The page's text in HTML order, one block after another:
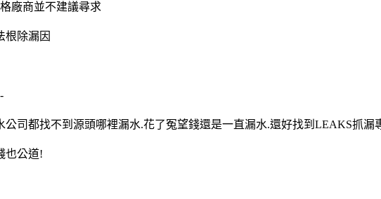
廠商並不建議尋求
根除漏因
公司都找不到源頭哪裡漏水.花了冤望錢還是一直漏水.還好找到LEAKS抓漏
也公道!